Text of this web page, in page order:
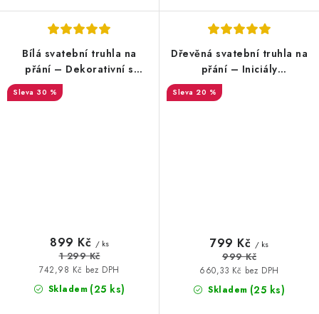
Bílá svatební truhla na
přání – Dekorativní s
iniciály novomanželů
30 %
Skladem (25 ks)
742,98 Kč bez DPH
899 Kč / ks
1 299 Kč
Dřevěná svatební truhla na
přání – Iniciály
novomanželů s
poděkováním
20 %
Skladem (25 ks)
660,33 Kč bez DPH
799 Kč / ks
999 Kč